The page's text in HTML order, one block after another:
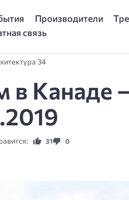
Производители
связь
34
в Канаде
31 0